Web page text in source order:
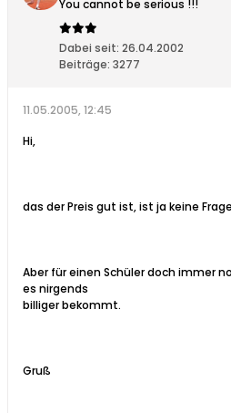
You cannot be serious !!!
Dabei seit: 26.04.2002
Beiträge: 3277
11.05.2005, 12:45
Hi,
das der Preis gut ist, ist ja keine
Aber für einen Schüler doch immer
es nirgends
billiger bekommt.
Gruß